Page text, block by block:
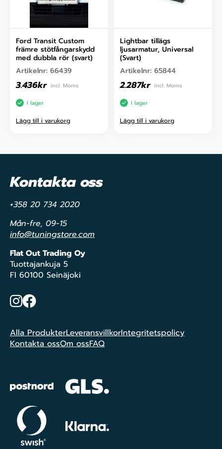
Ford Transit Custom
främre stötfångarskydd
med dubbla rör (svart)
Artikelnr: 66439
3.436kr incl. Moms
I lager
Lägg till i varukorg
Lightbar tillägs
ljusarmatur, Universal
(Svart)
Artikelnr: 65844
2.287kr incl. Moms
I lager
Lägg till i varukorg
Kontakta oss
+358 20 734 2020
Mån-fre, 09-15
info@tuningstore.com
Flat Out Trading Oy
Tuottajankuja 5
FI 60100 Seinäjoki
Instagram
Facebook
Alla ProdukterLeveransvillkorIntegritetspolicy
Kontakta ossOm ossFAQ